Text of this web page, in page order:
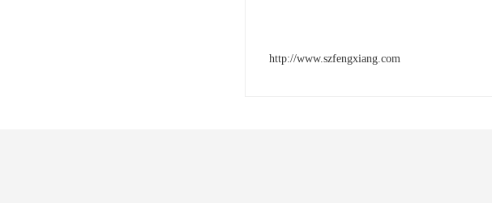
http://www.szfengxiang.com